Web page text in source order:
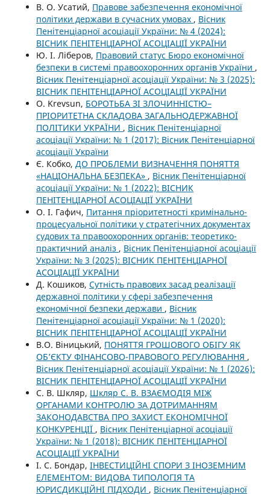
В. О. Усатий, Правове забезпечення економічної
політики держави в сучасних умовах , Вісник
Пенітенціарної асоціації України: № 4 (2024):
ВІСНИК ПЕНІТЕНЦІАРНОЇ АСОЦІАЦІЇ УКРАЇНИ
Ю. І. Ліберов, Правовий статус Бюро економічної
безпеки в системі правоохоронних органів України ,
Вісник Пенітенціарної асоціації України: № 3 (2025):
ВІСНИК ПЕНІТЕНЦІАРНОЇ АСОЦІАЦІЇ УКРАЇНИ
O. Krevsun, БОРОТЬБА ЗІ ЗЛОЧИННІСТЮ–
ПРІОРИТЕТНА СКЛАДОВА ЗАГАЛЬНОДЕРЖАВНОЇ
ПОЛІТИКИ УКРАЇНИ , Вісник Пенітенціарної
асоціації України: № 1 (2017): Вісник Пенітенціарної
асоціації України
Є. Кобко, ДО ПРОБЛЕМИ ВИЗНАЧЕННЯ ПОНЯТТЯ
«НАЦІОНАЛЬНА БЕЗПЕКА» , Вісник Пенітенціарної
асоціації України: № 1 (2022): ВІСНИК
ПЕНІТЕНЦІАРНОЇ АСОЦІАЦІЇ УКРАЇНИ
О. І. Гафич, Питання пріоритетності кримінально-
процесуальної політики у стратегічних документах
судових та правоохоронних органів: теоретико-
практичний аналіз , Вісник Пенітенціарної асоціації
України: № 3 (2025): ВІСНИК ПЕНІТЕНЦІАРНОЇ
АСОЦІАЦІЇ УКРАЇНИ
Д. Кошиков, Сутність правових засад реалізації
державної політики у сфері забезпечення
економічної безпеки держави , Вісник
Пенітенціарної асоціації України: № 1 (2020):
ВІСНИК ПЕНІТЕНЦІАРНОЇ АСОЦІАЦІЇ УКРАЇНИ
В.О. Віницький, ПОНЯТТЯ ГРОШОВОГО ОБІГУ ЯК
ОБ’ЄКТУ ФІНАНСОВО-ПРАВОВОГО РЕГУЛЮВАННЯ ,
Вісник Пенітенціарної асоціації України: № 1 (2026):
ВІСНИК ПЕНІТЕНЦІАРНОЇ АСОЦІАЦІЇ УКРАЇНИ
С. В. Шкляр, Шкляр С. В. ВЗАЄМОДІЯ МІЖ
ОРГАНАМИ КОНТРОЛЮ ЗА ДОТРИМАННЯМ
ЗАКОНОДАВСТВА ПРО ЗАХИСТ ЕКОНОМІЧНОЇ
КОНКУРЕНЦІЇ , Вісник Пенітенціарної асоціації
України: № 1 (2018): ВІСНИК ПЕНІТЕНЦІАРНОЇ
АСОЦІАЦІЇ УКРАЇНИ
І. С. Бондар, ІНВЕСТИЦІЙНІ СПОРИ З ІНОЗЕМНИМ
ЕЛЕМЕНТОМ: ВИДОВА ТИПОЛОГІЯ ТА
ЮРИСДИКЦІЙНІ ПІДХОДИ , Вісник Пенітенціарної